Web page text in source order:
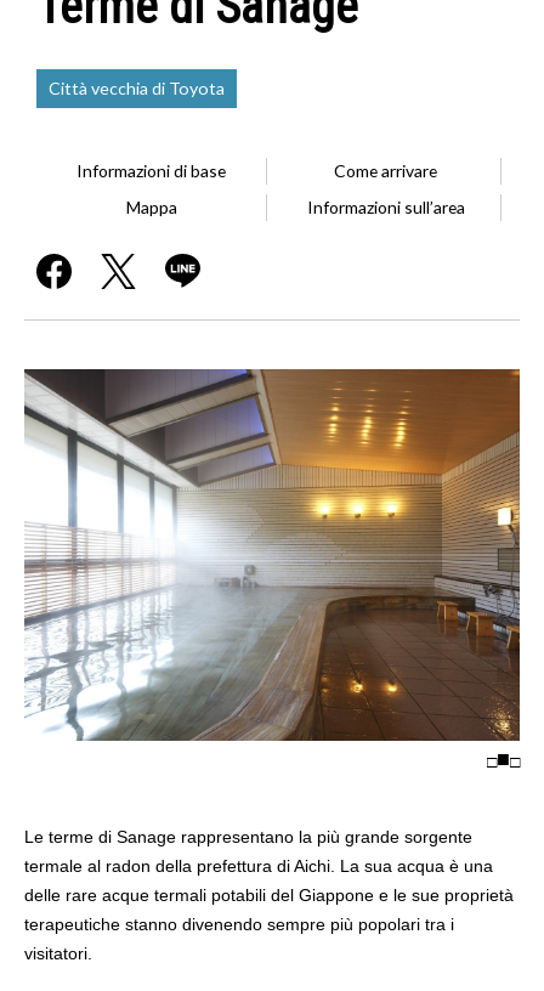
Città vecchia di Toyota
Informazioni di base
Come arrivare
Mappa
Informazioni sull’area
□ □
Le terme di Sanage rappresentano la più grande sorgente
termale al radon della prefettura di Aichi. La sua acqua è una
delle rare acque termali potabili del Giappone e le sue proprietà
terapeutiche stanno divenendo sempre più popolari tra i
visitatori.